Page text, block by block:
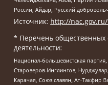
России, Айдар, Русский
Источник: http://
* Перечень общественных
деятельности:
Национал-большевистская
Староверов-Инглингов,
Карачая, Союз славян, Ат-Такфир